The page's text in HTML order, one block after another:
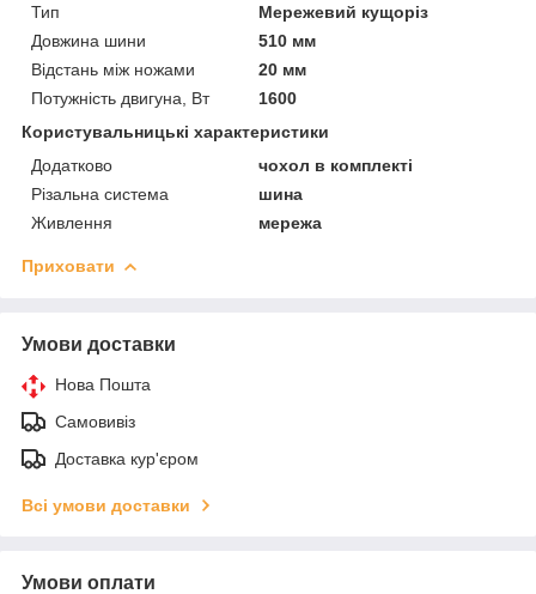
Тип
Мережевий кущоріз
Довжина шини
510 мм
Відстань між ножами
20 мм
Потужність двигуна, Вт
1600
Користувальницькі характеристики
Додатково
чохол в комплекті
Різальна система
шина
Живлення
мережа
Приховати
Умови доставки
Нова Пошта
Самовивіз
Доставка кур'єром
Всі умови доставки
Умови оплати